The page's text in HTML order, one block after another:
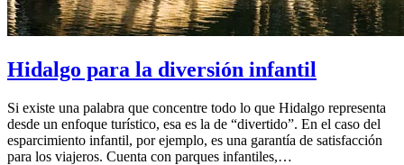
Hidalgo para la diversión infantil
Si existe una palabra que concentre todo lo que Hidalgo representa
desde un enfoque turístico, esa es la de “divertido”. En el caso del
esparcimiento infantil, por ejemplo, es una garantía de satisfacción
para los viajeros. Cuenta con parques infantiles,…